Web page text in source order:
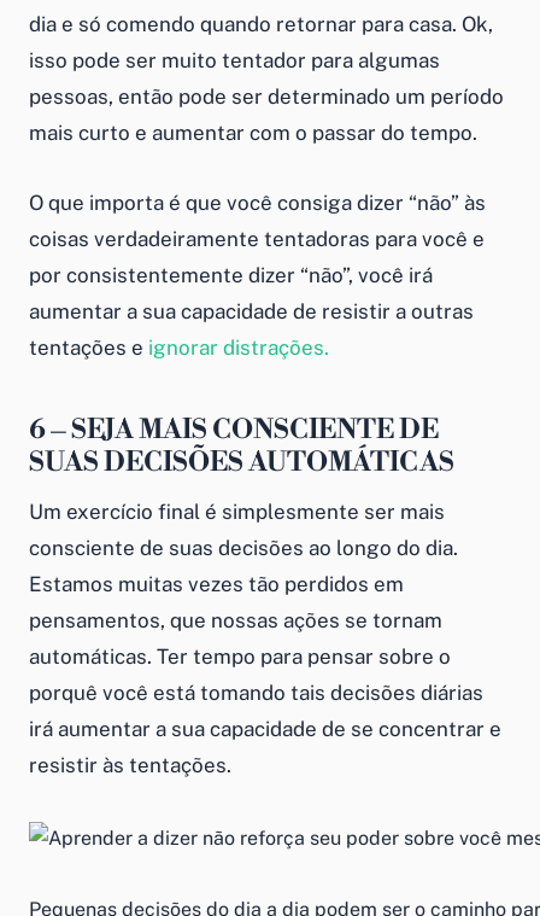
dia e só comendo quando retornar para casa. Ok,
isso pode ser muito tentador para algumas
pessoas, então pode ser determinado um período
mais curto e aumentar com o passar do tempo.
O que importa é que você consiga dizer “não” às
coisas verdadeiramente tentadoras para você e
por consistentemente dizer “não”, você irá
aumentar a sua capacidade de resistir a outras
tentações e ignorar distrações.
6 – SEJA MAIS CONSCIENTE DE
SUAS DECISÕES AUTOMÁTICAS
Um exercício final é simplesmente ser mais
consciente de suas decisões ao longo do dia.
Estamos muitas vezes tão perdidos em
pensamentos, que nossas ações se tornam
automáticas. Ter tempo para pensar sobre o
porquê você está tomando tais decisões diárias
irá aumentar a sua capacidade de se concentrar e
resistir às tentações.
Pequenas decisões do dia a dia podem ser o caminho